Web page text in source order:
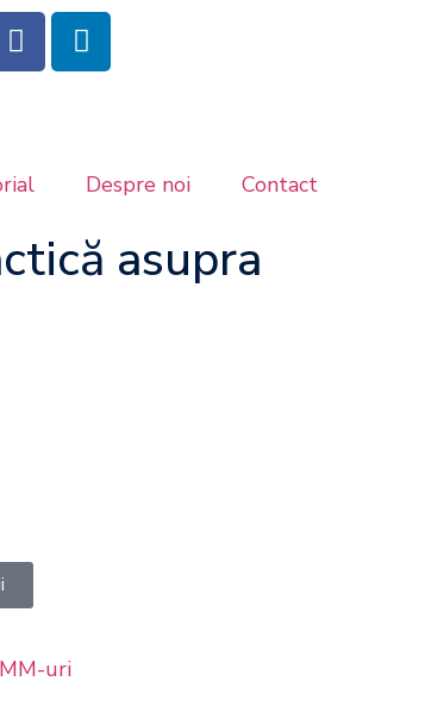
Despre noi Contact
asupra
uri